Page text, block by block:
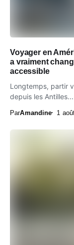
Voyager en
a vraiment
accessible
Longtemps, partir
depuis les Antilles...
ParAmandine 1